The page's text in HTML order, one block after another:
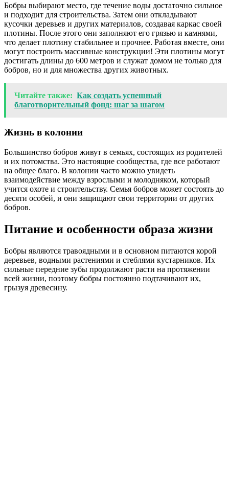
Бобры выбирают место, где течение воды достаточно сильное
и подходит для строительства. Затем они откладывают
кусочки деревьев и других материалов, создавая каркас своей
плотины. После этого они заполняют его грязью и камнями,
что делает плотину стабильнее и прочнее. Работая вместе, они
могут построить массивные конструкции! Эти плотины могут
достигать длины до 600 метров и служат домом не только для
бобров, но и для множества других животных.
Читайте также: Как создать успешный
благотворительный фонд: шаг за шагом
Жизнь в колонии
Большинство бобров живут в семьях, состоящих из родителей
и их потомства. Это настоящие сообщества, где все работают
на общее благо. В колонии часто можно увидеть
взаимодействие между взрослыми и молодняком, который
учится охоте и строительству. Семья бобров может состоять до
десяти особей, и они защищают свои территории от других
бобров.
Питание и особенности образа жизни
Бобры являются травоядными и в основном питаются корой
деревьев, водными растениями и стеблями кустарников. Их
сильные передние зубы продолжают расти на протяжении
всей жизни, поэтому бобры постоянно подтачивают их,
грызуя древесину.